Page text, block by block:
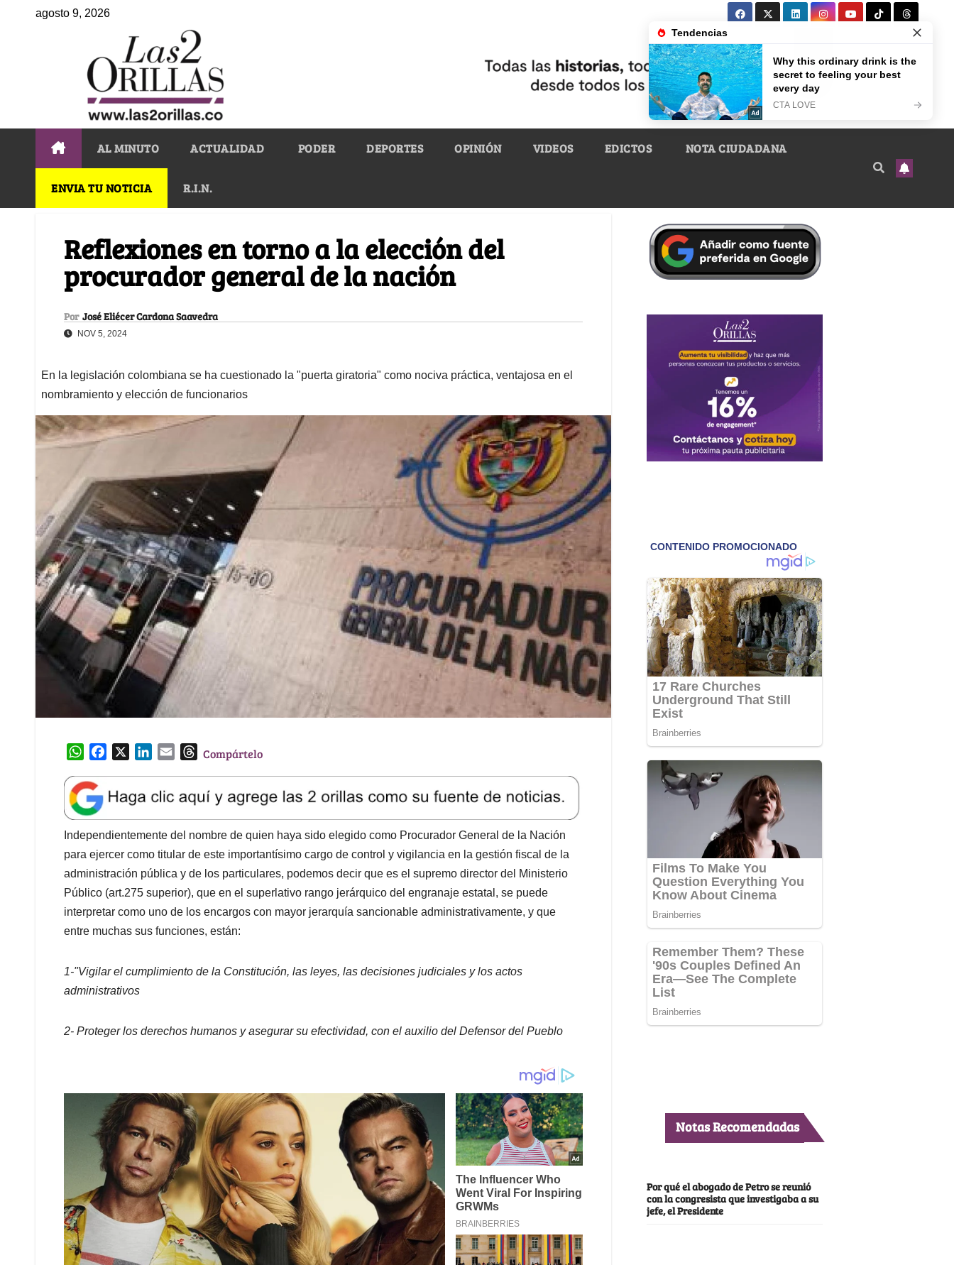
agosto 9, 2026
AL MINUTO ACTUALIDAD PODER DEPORTES OPINIÓN VIDEOS EDICTOS NOTA CIUDADANA
ENVIA TU NOTICIA R.I.N.
Reflexiones en torno a la elección del
procurador general de la nación
Por José Eliécer Cardona Saavedra
NOV 5, 2024
En la legislación colombiana se ha cuestionado la "puerta giratoria" como nociva práctica, ventajosa en el
nombramiento y elección de funcionarios
W
a
t
s
A
p
p
e
b
o
o
k
k
e
d
I
n
l
T
e
a
d
s
Compártelo
Independientemente del nombre de quien haya sido elegido como Procurador General de la Nación
para ejercer como titular de este importantísimo cargo de control y vigilancia en la gestión fiscal de la
administración pública y de los particulares, podemos decir que es el supremo director del Ministerio
Público (art.275 superior), que en el superlativo rango jerárquico del engranaje estatal, se puede
interpretar como uno de los encargos con mayor jerarquía sancionable administrativamente, y que
entre muchas sus funciones, están:
1-"Vigilar el cumplimiento de la Constitución, las leyes, las decisiones judiciales y los actos
administrativos
2- Proteger los derechos humanos y asegurar su efectividad, con el auxilio del Defensor del Pueblo
Notas Recomendadas
Por qué el abogado de Petro se reunió
con la congresista que investigaba a su
jefe, el Presidente